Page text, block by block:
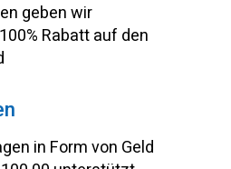
geben wir
Rabatt auf den
in Form von Geld